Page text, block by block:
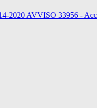
2020 AVVISO 33956 -